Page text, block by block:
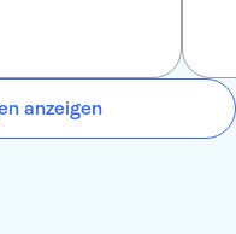
aus der Luft von Ellis
werden.
echten Einblick in
die Sie von
können!
anzeigen